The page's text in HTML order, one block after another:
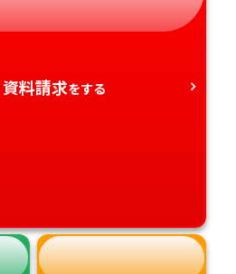
静岡県
和歌山県
徳島県
大分県
資料請求をする